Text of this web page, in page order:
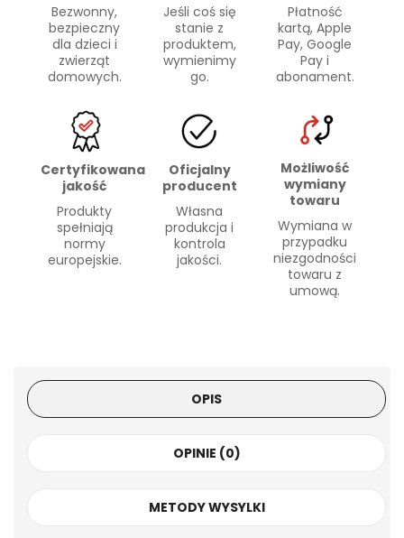
Bezwonny,
bezpieczny
dla dzieci i
zwierząt
domowych.
Jeśli coś się
stanie z
produktem,
wymienimy
go.
Płatność
kartą, Apple
Pay, Google
Pay i
abonament.
Certyfikowana
jakość
Produkty
spełniają
normy
europejskie.
Oficjalny
producent
Własna
produkcja i
kontrola
jakości.
Możliwość
wymiany
towaru
Wymiana w
przypadku
niezgodności
towaru z
umową.
OPIS
OPINIE (0)
METODY WYSYLKI